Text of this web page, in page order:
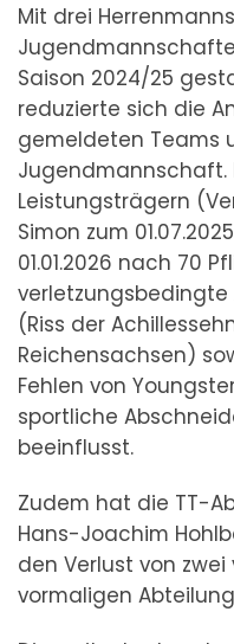
Mit drei
Saison 2024/25
reduzierte sich die
gemeldeten Teams
Jugendmannschaft.
Leistungsträgern
Simon zum
01.01.2026 nach 70
verletzungsbedingte
(Riss der
Reichensachsen)
Fehlen von
sportliche
beeinflusst.
Zudem hat die TT-
Hans-Joachim
den Verlust von
vormaligen